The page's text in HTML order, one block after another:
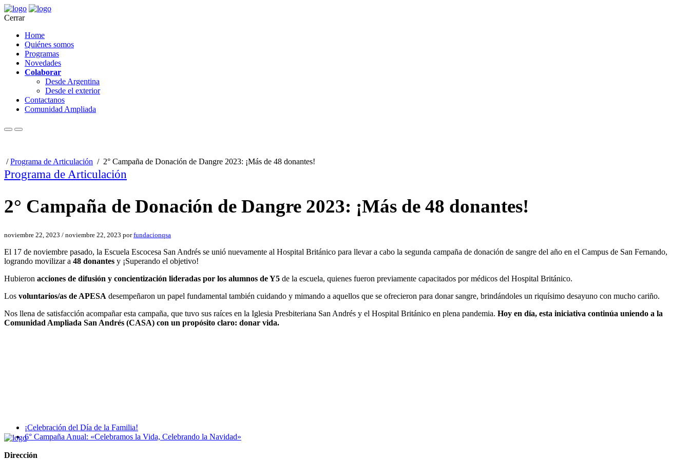
Cerrar
Home
Quiénes somos
Programas
Novedades
Colaborar
Desde Argentina
Desde el exterior
Contactanos
Comunidad Ampliada
/Programa de Articulación / 2° Campaña de Donación de Dangre 2023: ¡Más de 48 donantes!
Programa de Articulación
2° Campaña de Donación de Dangre 2023: ¡Más de 48 donantes!
noviembre 22, 2023 / noviembre 22, 2023 porfundacionqsa
El 17 de noviembre pasado, la Escuela Escocesa San Andrés se unió nuevamente al Hospital Británico para llevar a cabo la segunda campaña de donación de sangre del año en el Campus de San Fernando,
logrando movilizar a 48 donantes y ¡Superando el objetivo!
Hubieron acciones de difusión y concientización lideradas por los alumnos de Y5 de la escuela, quienes fueron previamente capacitados por médicos del Hospital Británico.
Los voluntarios/as de APESA desempeñaron un papel fundamental también cuidando y mimando a aquellos que se ofrecieron para donar sangre, brindándoles un riquísimo desayuno con mucho cariño.
Nos llena de satisfacción acompañar esta campaña, que tuvo sus raíces en la Iglesia Presbiteriana San Andrés y el Hospital Británico en plena pandemia. Hoy en día, esta iniciativa continúa uniendo a la
Comunidad Ampliada San Andrés (CASA) con un propósito claro: donar vida.
¡Celebración del Día de la Familia!
6° Campaña Anual: «Celebramos la Vida, Celebrando la Navidad»
Dirección